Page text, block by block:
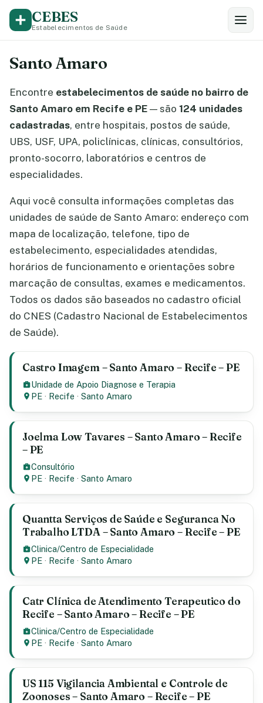
CEBES
Estabelecimentos de Saúde
Santo Amaro
Encontre estabelecimentos de saúde no bairro de
Santo Amaro em Recife e PE — são 124 unidades
cadastradas, entre hospitais, postos de saúde,
UBS, USF, UPA, policlínicas, clínicas, consultórios,
pronto-socorro, laboratórios e centros de
especialidades.
Aqui você consulta informações completas das
unidades de saúde de Santo Amaro: endereço com
mapa de localização, telefone, tipo de
estabelecimento, especialidades atendidas,
horários de funcionamento e orientações sobre
marcação de consultas, exames e medicamentos.
Todos os dados são baseados no cadastro oficial
do CNES (Cadastro Nacional de Estabelecimentos
de Saúde).
Castro Imagem – Santo Amaro – Recife – PE
Unidade de Apoio Diagnose e Terapia
PE · Recife ·Santo Amaro
Joelma Low Tavares – Santo Amaro – Recife
– PE
Consultório
PE · Recife ·Santo Amaro
Quantta Serviços de Saúde e Seguranca No
Trabalho LTDA – Santo Amaro – Recife – PE
Clinica/Centro de Especialidade
PE · Recife ·Santo Amaro
Catr Clínica de Atendimento Terapeutico do
Recife – Santo Amaro – Recife – PE
Clinica/Centro de Especialidade
PE · Recife ·Santo Amaro
US 115 Vigilancia Ambiental e Controle de
Zoonoses – Santo Amaro – Recife – PE